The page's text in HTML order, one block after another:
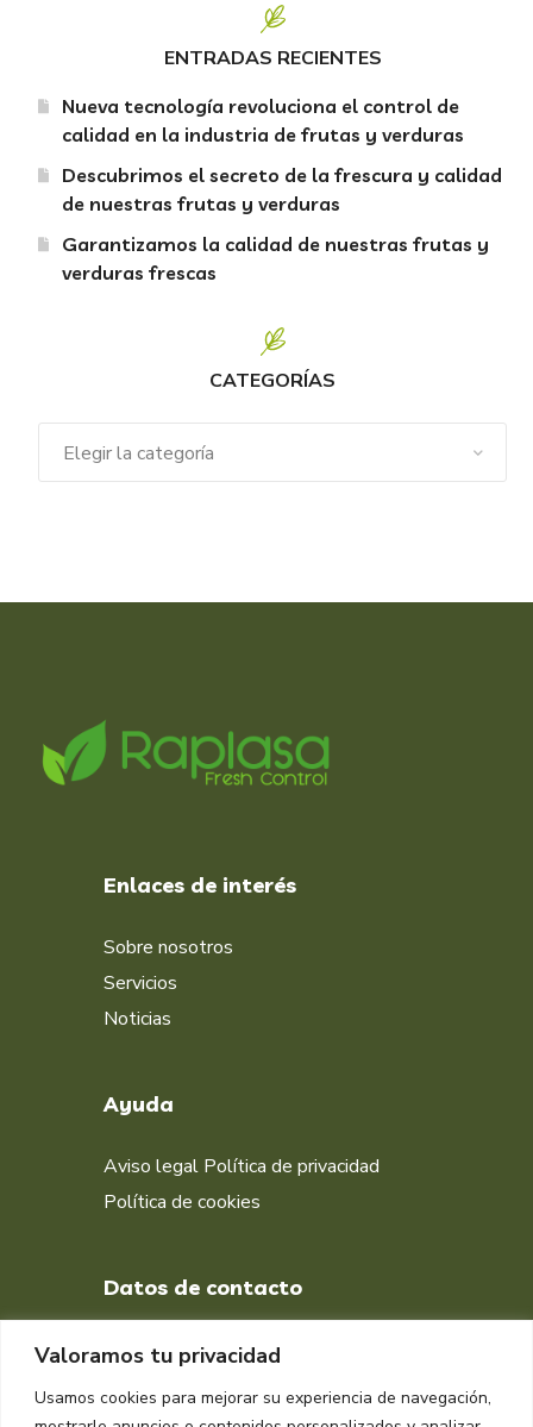
Valoramos tu privacidad
Usamos cookies para mejorar su experiencia de navegación,
ENTRADAS RECIENTES
Nueva tecnología revoluciona el control de
calidad en la industria de frutas y verduras
Descubrimos el secreto de la frescura y calidad
de nuestras frutas y verduras
Garantizamos la calidad de nuestras frutas y
verduras frescas
CATEGORÍAS
Enlaces de interés
Sobre nosotros
Servicios
Noticias
Ayuda
Aviso legal Política de privacidad
Política de cookies
Datos de contacto
DIRECCIÓN